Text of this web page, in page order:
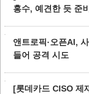
홍수, 예견한 듯 준
앤트로픽·오픈AI,
들어 공격 시도
[롯데카드 CISO